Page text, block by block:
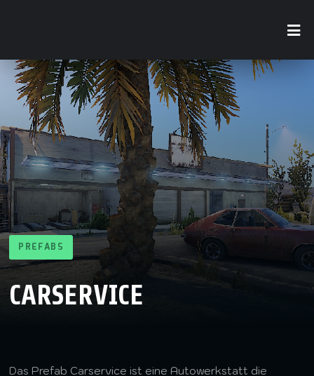
PREFABS
CARSERVICE
Das Prefab Carservice ist eine Autowerkstatt die